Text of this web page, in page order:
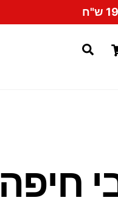
Cart
Search
חיפה